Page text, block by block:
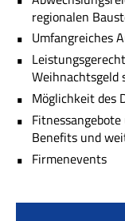
regionalen
Umfangreiches
Weihnachtsgeld
Möglichkeit des
Benefits und
Firmenevents